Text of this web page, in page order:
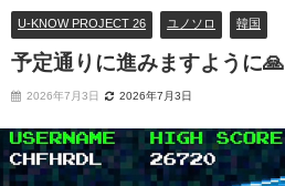
U-KNOW PROJECT 26 ユノソロ 韓国
予定通りに進みますように🙏
2026年7月3日 2026年7月3日